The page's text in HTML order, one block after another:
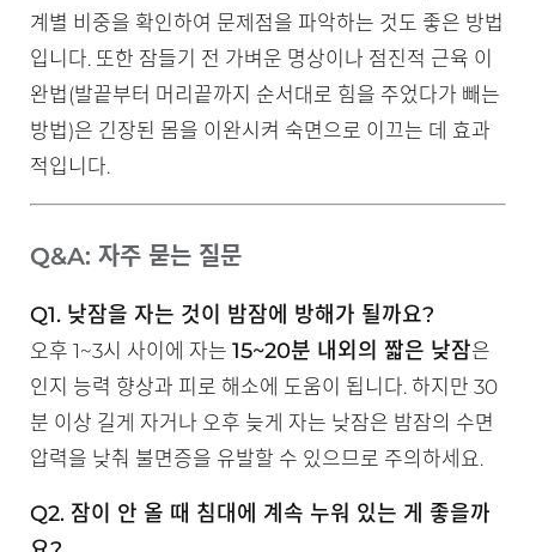
계별 비중을 확인하여 문제점을 파악하는 것도 좋은 방법
입니다. 또한 잠들기 전 가벼운 명상이나 점진적 근육 이
완법(발끝부터 머리끝까지 순서대로 힘을 주었다가 빼는
방법)은 긴장된 몸을 이완시켜 숙면으로 이끄는 데 효과
적입니다.
Q&A: 자주 묻는 질문
Q1. 낮잠을 자는 것이 밤잠에 방해가 될까요?
오후 1~3시 사이에 자는 15~20분 내외의 짧은 낮잠은
인지 능력 향상과 피로 해소에 도움이 됩니다. 하지만 30
분 이상 길게 자거나 오후 늦게 자는 낮잠은 밤잠의 수면
압력을 낮춰 불면증을 유발할 수 있으므로 주의하세요.
Q2. 잠이 안 올 때 침대에 계속 누워 있는 게 좋을까